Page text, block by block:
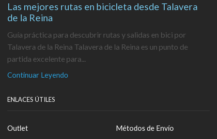
Las mejores rutas en bicicleta desde Talavera
de la Reina
Guía práctica para descubrir rutas y salidas en bici por
Talavera de la Reina Talavera de la Reina es un punto de
partida excelente para...
Continuar Leyendo
ENLACES ÚTILES
Outlet
Métodos de Envío